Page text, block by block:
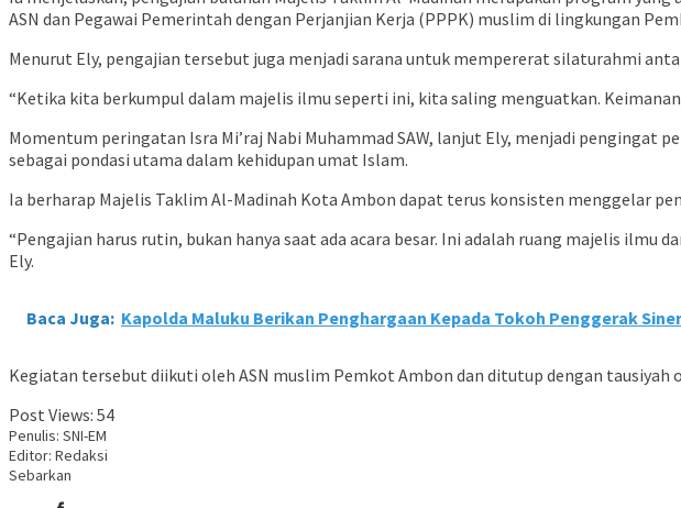
ASN dan Pegawai Pemerintah dengan Perjanjian Kerja (PPPK) muslim di lingkungan
Menurut Ely, pengajian tersebut juga menjadi sarana untuk mempererat silaturahmi
“Ketika kita berkumpul dalam majelis ilmu seperti ini, kita saling menguatkan.
Momentum peringatan Isra Mi’raj Nabi Muhammad SAW, lanjut Ely, menjadi pengingat
sebagai pondasi utama dalam kehidupan umat Islam.
Ia berharap Majelis Taklim Al-Madinah Kota Ambon dapat terus konsisten menggelar
“Pengajian harus rutin, bukan hanya saat ada acara besar. Ini adalah ruang majelis ilmu
Ely.
Baca Juga: Kapolda Maluku Berikan Penghargaan Kepada Tokoh Penggerak
Kegiatan tersebut diikuti oleh ASN muslim Pemkot Ambon dan ditutup dengan tausiyah
Post Views: 54
Penulis: SNI-EM
Editor: Redaksi
Sebarkan